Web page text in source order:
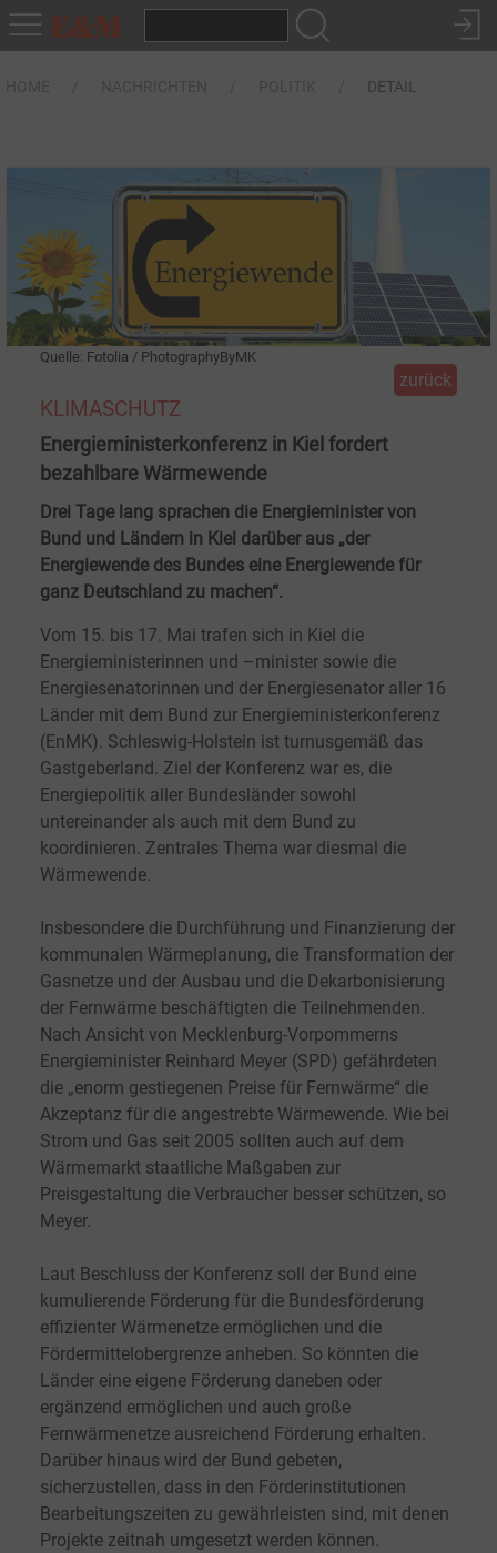
DETAIL
Quelle: Fotolia / PhotographyByMK
zurück
KLIMASCHUTZ
Energieministerkonferenz in Kiel fordert
bezahlbare Wärmewende
Drei Tage lang sprachen die Energieminister von
Bund und Ländern in Kiel darüber aus „der
Energiewende des Bundes eine Energiewende für
ganz Deutschland zu machen“.
Vom 15. bis 17. Mai trafen sich in Kiel die
Energieministerinnen und –minister sowie die
Energiesenatorinnen und der Energiesenator aller 16
Länder mit dem Bund zur Energieministerkonferenz
(EnMK). Schleswig-Holstein ist turnusgemäß das
Gastgeberland. Ziel der Konferenz war es, die
Energiepolitik aller Bundesländer sowohl
untereinander als auch mit dem Bund zu
koordinieren. Zentrales Thema war diesmal die
Wärmewende.
Insbesondere die Durchführung und Finanzierung der
kommunalen Wärmeplanung, die Transformation der
Gasnetze und der Ausbau und die Dekarbonisierung
der Fernwärme beschäftigten die Teilnehmenden.
Nach Ansicht von Mecklenburg-Vorpommerns
Energieminister Reinhard Meyer (SPD) gefährdeten
die „enorm gestiegenen Preise für Fernwärme“ die
Akzeptanz für die angestrebte Wärmewende. Wie bei
Strom und Gas seit 2005 sollten auch auf dem
Wärmemarkt staatliche Maßgaben zur
Preisgestaltung die Verbraucher besser schützen, so
Meyer.
Laut Beschluss der Konferenz soll der Bund eine
kumulierende Förderung für die Bundesförderung
effizienter Wärmenetze ermöglichen und die
Fördermittelobergrenze anheben. So könnten die
Länder eine eigene Förderung daneben oder
ergänzend ermöglichen und auch große
Fernwärmenetze ausreichend Förderung erhalten.
Darüber hinaus wird der Bund gebeten,
sicherzustellen, dass in den Förderinstitutionen
Bearbeitungszeiten zu gewährleisten sind, mit denen
Projekte zeitnah umgesetzt werden können.